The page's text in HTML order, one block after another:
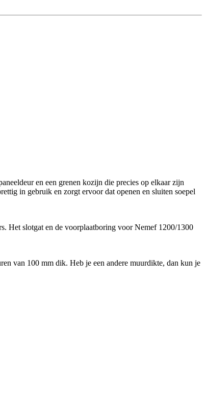
en een grenen kozijn die precies op elkaar zijn
in gebruik en zorgt ervoor dat openen en sluiten soepel
Het slotgat en de voorplaatboring voor Nemef 1200/1300
van 100 mm dik. Heb je een andere muurdikte, dan kun je